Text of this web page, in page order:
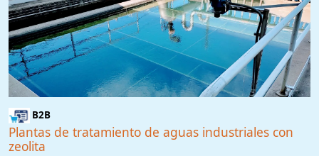
B2B
Plantas de tratamiento de aguas industriales con
zeolita